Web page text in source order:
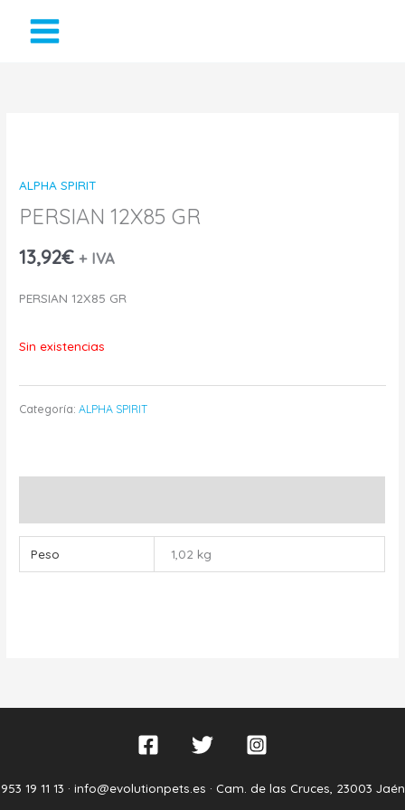
ALPHA SPIRIT
PERSIAN 12X85 GR
13,92€ + IVA
PERSIAN 12X85 GR
Sin existencias
Categoría:ALPHA SPIRIT
Peso 1,02 kg
953 19 11 13 · info@evolutionpets.es · Cam. de las Cruces, 23003 Jaén